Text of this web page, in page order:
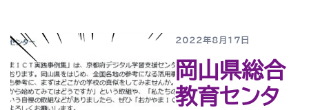
2022年8月17日
岡山県総合
教育センタ